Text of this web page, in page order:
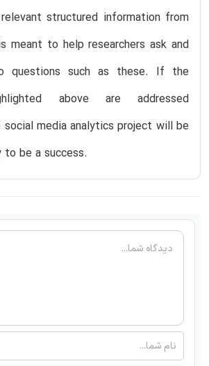
structured information from
meant to help researchers ask and
questions such as these. If the
above are addressed
social media analytics project will be
to be a success.